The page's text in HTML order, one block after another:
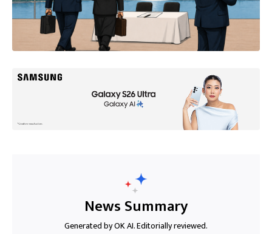
News Summary
Generated by OK AI. Editorially reviewed.